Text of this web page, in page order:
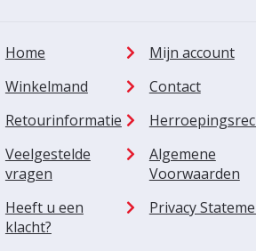
Home
Mijn account
Winkelmand
Contact
Retourinformatie
Veelgestelde
vragen
Algemene
Voorwaarden
Heeft u een
klacht?
Privacy